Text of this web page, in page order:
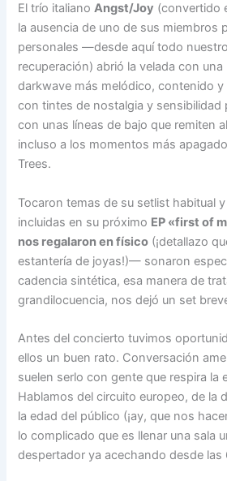
El trío italianoAngst/Joy (convertido
la ausencia de uno de sus miembros
personales —desde aquí todo
recuperación) abrió la velada con
darkwave más melódico, contenido y
con tintes de nostalgia y
con unas líneas de bajo que remiten
incluso a los momentos más
Trees.
Tocaron temas de su setlist habitual
incluidas en su próximo EP «first of
nos regalaron en físico (¡detallazo
estantería de joyas!)— sonaron
cadencia sintética, esa manera de
grandilocuencia, nos dejó un set
Antes del concierto tuvimos
ellos un buen rato. Conversación
suelen serlo con gente que respira la
Hablamos del circuito europeo, de la
la edad del público (¡ay, que nos
lo complicado que es llenar una sala
despertador ya acechando desde las